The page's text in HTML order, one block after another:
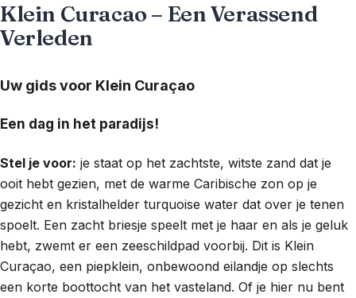
Klein Curacao – Een Verassend
Verleden
Uw gids voor Klein Curaçao
Een dag in het paradijs!
Stel je voor: je staat op het zachtste, witste zand dat je
ooit hebt gezien, met de warme Caribische zon op je
gezicht en kristalhelder turquoise water dat over je tenen
spoelt. Een zacht briesje speelt met je haar en als je geluk
hebt, zwemt er een zeeschildpad voorbij. Dit is Klein
Curaçao, een piepklein, onbewoond eilandje op slechts
een korte boottocht van het vasteland. Of je hier nu bent